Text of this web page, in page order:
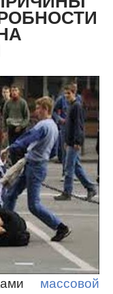
массовой